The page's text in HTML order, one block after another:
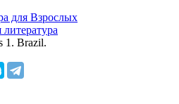
для Взрослых
1. Brazil.